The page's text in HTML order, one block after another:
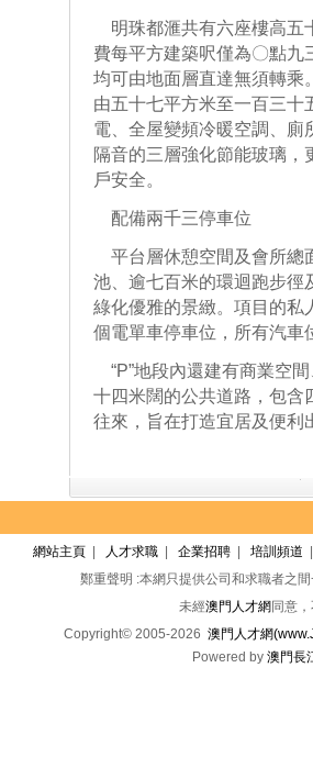
明珠都滙共有六座樓高五
費每平方建築呎僅為〇點九
均可由地面層直達無須轉乘
由五十七平方米至一百三十
電、全屋變頻冷暖空調、廁
隔音的三層強化節能玻璃
戶安全。
配備兩千三停車位
平台層休憩空間及會所總
池、逾七百米的環迴跑步徑
綠化優雅的景緻。項目的私
個電單車停車位，所有汽車
“P”地段內還建有商業空
十四米闊的公共道路，包含
往來，旨在打造宜居及便利
網站主頁 人才求職 企業招聘 培訓頻道
鄭重聲明 :本網只提供公司和求職者之
未經澳門人才網 同意
Copyright© 2005-2026 澳門人才網
Powered by 澳門長